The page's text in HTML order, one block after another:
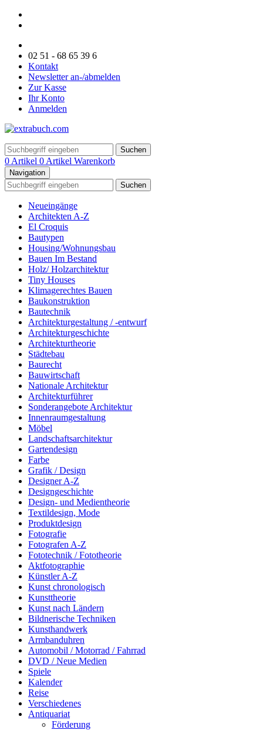
02 51 - 68 65 39 6
Kontakt
Newsletter an-/abmelden
Zur Kasse
Ihr Konto
Anmelden
Suchen
0 Artikel 0 Artikel Warenkorb
Navigation
Suchen
Neueingänge
Architekten A-Z
El Croquis
Bautypen
Housing/Wohnungsbau
Bauen Im Bestand
Holz/ Holzarchitektur
Tiny Houses
Klimagerechtes Bauen
Baukonstruktion
Bautechnik
Architekturgestaltung / -entwurf
Architekturgeschichte
Architekturtheorie
Städtebau
Baurecht
Bauwirtschaft
Nationale Architektur
Architekturführer
Sonderangebote Architektur
Innenraumgestaltung
Möbel
Landschaftsarchitektur
Gartendesign
Farbe
Grafik / Design
Designer A-Z
Designgeschichte
Design- und Medientheorie
Textildesign, Mode
Produktdesign
Fotografie
Fotografen A-Z
Fototechnik / Fototheorie
Aktfotographie
Künstler A-Z
Kunst chronologisch
Kunsttheorie
Kunst nach Ländern
Bildnerische Techniken
Kunsthandwerk
Armbanduhren
Automobil / Motorrad / Fahrrad
DVD / Neue Medien
Spiele
Kalender
Reise
Verschiedenes
Antiquariat
Förderung